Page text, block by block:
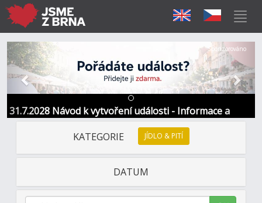
31.7.2028 Návod k vytvoření události - Informace a
kontakt
Předchozí Další
Sponzorováno
KATEGORIE JÍDLO & PITÍ
DATUM